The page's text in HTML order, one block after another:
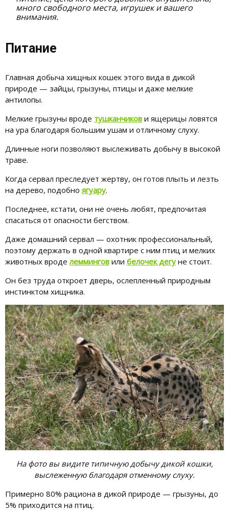
много свободного места, игрушек и вашего
внимания.
Питание
Главная добыча хищных кошек этого вида в дикой
природе — зайцы, грызуны, птицы и даже мелкие
антилопы.
Мелкие грызуны вроде тушканчиков и ящерицы ловятся
на ура благодаря большим ушам и отличному слуху.
Длинные ноги позволяют выслеживать добычу в высокой
траве.
Когда сервал преследует жертву, он готов плыть и лезть
на дерево, подобно ягуару.
Последнее, кстати, они не очень любят, предпочитая
спасаться от опасности бегством.
Даже домашний сервал — охотник профессиональный,
поэтому держать в одной квартире с ним птиц и мелких
животных вроделеммингов или белочек дегуне стоит.
Он без труда откроет дверь, ослепленный природным
инстинктом хищника.
На фото вы видите типичную добычу дикой кошки,
выслеженную благодаря отменному слуху.
Примерно 80% рациона в дикой природе — грызуны, до
5% приходится на птиц.